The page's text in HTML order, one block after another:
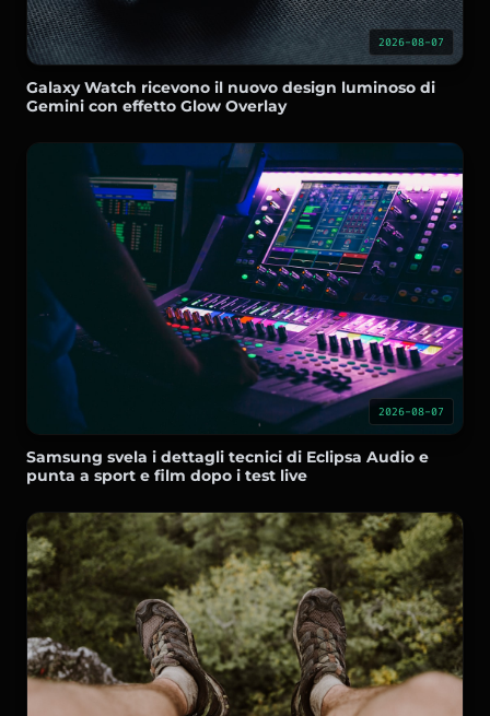
2026-08-07
Galaxy Watch ricevono il nuovo design luminoso di
Gemini con effetto Glow Overlay
2026-08-07
Samsung svela i dettagli tecnici di Eclipsa Audio e
punta a sport e film dopo i test live